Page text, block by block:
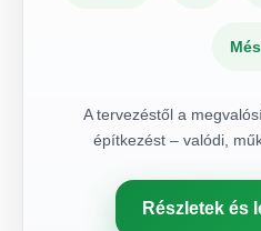
A tervezéstől a
építkezést – valódi,
Részletek és